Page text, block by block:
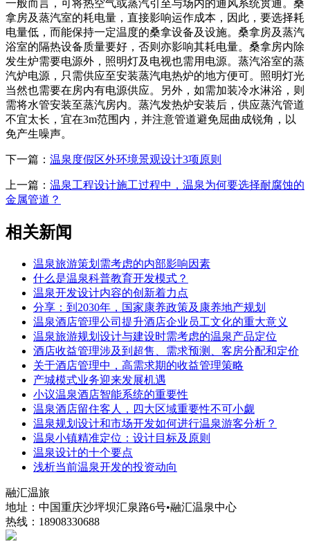
一般而言，可将热空气或蒸汽引至与场内的通风系统贯通。桑
拿房及蒸汽室的耗电量，直接影响运作成本，因此，要选择耗
电量低，而能保持一定温度的桑拿设备及设施。桑拿房及蒸汽
浴室的隔热设备质量要好，否则亦影响其耗电量。桑拿房内除
发生炉需要电源外，照明灯及电视也需用电源。蒸汽浴室的蒸
汽炉电源，只需供应至安装蒸汽电热炉的地方便可。照明灯光
当然也需要在房内有电源供应。另外，如需加装冷水淋浴，则
需将水管安装至蒸汽房内。蒸汽发热炉安装后，供应蒸汽管道
不宜太长，宜在3m范围内，并注意管道避免屈曲成锐角，以
免产生噪声。
下一篇： 温泉度假区外环境景观设计3项原则
上一篇： 温泉工程设计施工过程中，温泉为何要选择耐腐蚀的
金属管道？
相关新闻
温泉旅游策划需考虑的内部影响因素
什么是温泉科普教育开发模式？
温泉开发设计内容的创新着力点
分享：到2030年，国家康养政策及康养地产规划
温泉酒店管理公司提升酒店企业员工文化的重大意义
温泉旅游规划设计与建设时需考虑的温泉产品定位
酒店收益管理涉及到超售、需求预测、客房分配和定价
关于酒店管理中，高需求期的收益管理策略
产城模式业务迎来发展机遇
小议温泉酒店智能系统的重要性
温泉酒店留住客人，四大区域重要性不可小觑
温泉规划设计和市场开发如何进行温泉游客分析？
温泉小镇精准定位：设计目标及原则
温泉设计的十个要点
浅析当前温泉开发的投资动向
融汇温旅
地址：中国重庆沙坪坝汇泉路6号•融汇温泉中心
热线：18908330688